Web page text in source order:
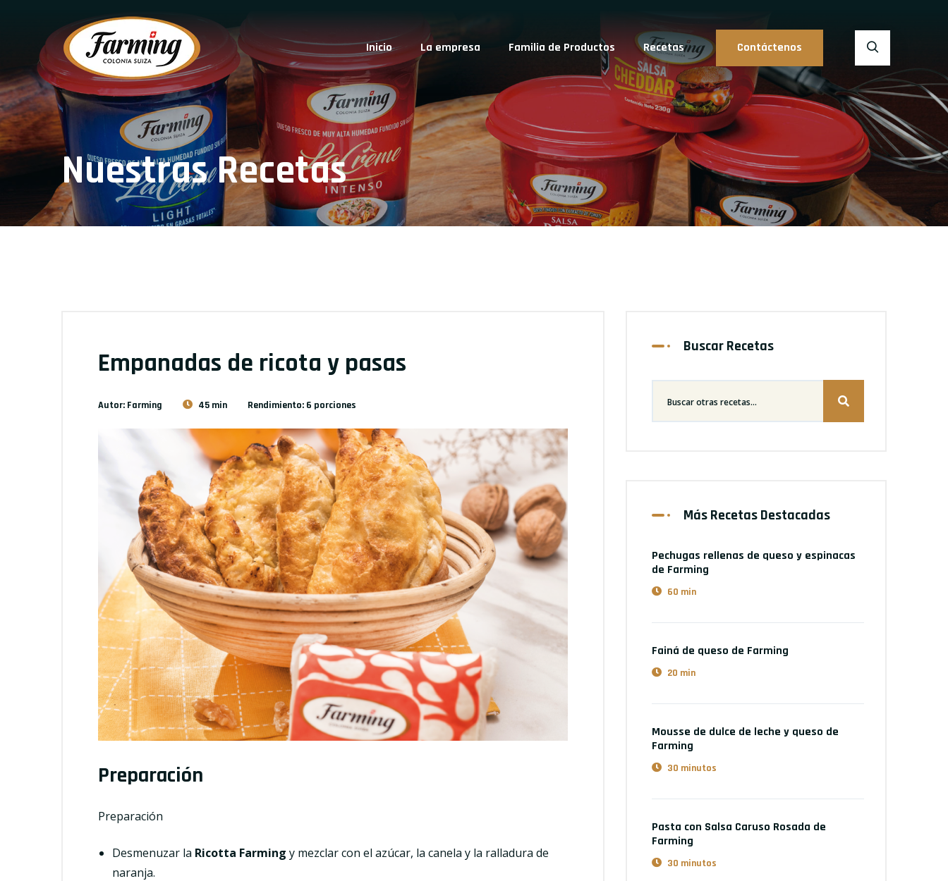
Inicio La empresa Familia de Productos Recetas Contáctenos
Nuestras Recetas
Empanadas de ricota y pasas
Autor: Farming 45 min Rendimiento: 6 porciones
Preparación
Preparación
Desmenuzar la Ricotta Farming y mezclar con el azúcar, la canela y la ralladura de
naranja.
Buscar Recetas
Más Recetas Destacadas
Pechugas rellenas de queso y espinacas
de Farming
60 min
Fainá de queso de Farming
20 min
Mousse de dulce de leche y queso de
Farming
30 minutos
Pasta con Salsa Caruso Rosada de
Farming
30 minutos